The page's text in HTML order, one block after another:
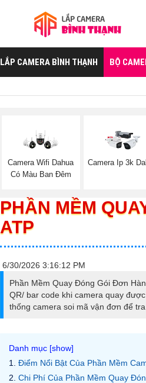
LẮP CAMERA BÌNH THẠNH BỘ
Camera Wifi Dahua
Có Màu Ban Đêm
Camera Ip 3k
PHẦN MỀM
ATP
6/30/2026 3:16:12 PM
Phần Mềm Quay Đóng Gói Đơn
QR/ bar code khi camera quay
thống camera soi mã vận đơn để
Điểm Nổi Bật Của Phần Mềm
Chi Phí Của Phần Mềm Quay